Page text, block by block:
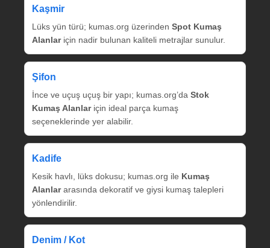
Kaşmir
Lüks yün türü; kumas.org üzerinden Spot Kumaş
Alanlariçin nadir bulunan kaliteli metrajlar sunulur.
Şifon
İnce ve uçuş uçuş bir yapı; kumas.org’da Stok
Kumaş Alanlariçin ideal parça kumaş
seçeneklerinde yer alabilir.
Kadife
Kesik havlı, lüks dokusu; kumas.org ile Kumaş
Alanlararasında dekoratif ve giysi kumaş talepleri
yönlendirilir.
Denim / Kot